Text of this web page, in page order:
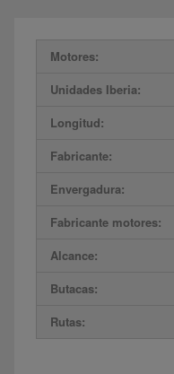
Motores:
Unidades Iberia:
Longitud:
Fabricante:
Envergadura:
Fabricante motores:
Alcance:
Butacas:
Rutas: